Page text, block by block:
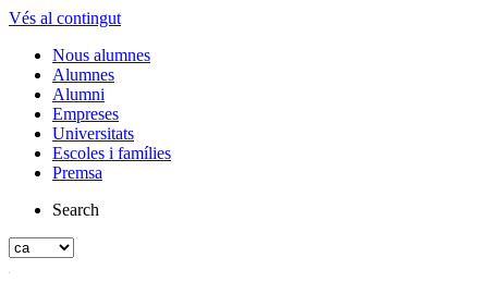
Vés al contingut
Nous alumnes
Alumnes
Alumni
Empreses
Universitats
Escoles i famílies
Premsa
Search